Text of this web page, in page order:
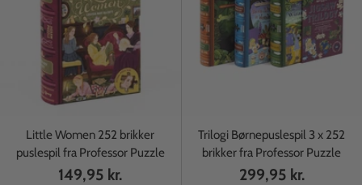
Little Women 252 brikker
puslespil fra Professor Puzzle
149,95 kr.
Trilogi Børnepuslespil 3 x 252
brikker fra Professor Puzzle
299,95 kr.